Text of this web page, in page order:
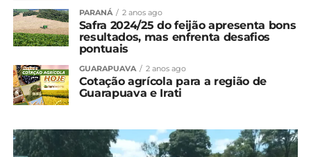
PARANÁ 2 anos ago
Safra 2024/25 do feijão apresenta bons
resultados, mas enfrenta desafios
pontuais
GUARAPUAVA 2 anos ago
Cotação agrícola para a região de
Guarapuava e Irati